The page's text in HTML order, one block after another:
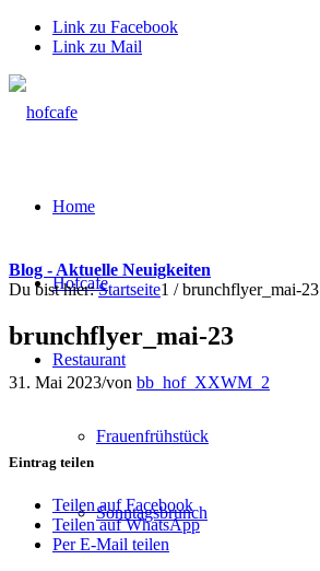
Link zu Facebook
Link zu Mail
Home
Hofcafe
Restaurant
Frauenfrühstück
Sonntagsbrunch
Blog - Aktuelle Neuigkeiten
Du bist hier: Startseite1 / brunchflyer_mai-23
brunchflyer_mai-23
31. Mai 2023/von bb_hof_XXWM_2
Eintrag teilen
Teilen auf Facebook
Teilen auf WhatsApp
Per E-Mail teilen